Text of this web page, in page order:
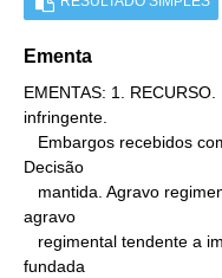
Ementa
EMENTAS: 1.
infringente.
Decisão
agravo
fundada